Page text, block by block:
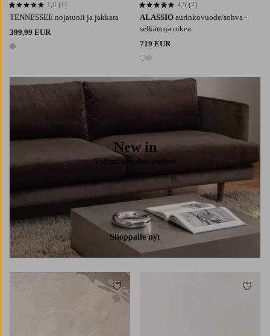
TENNESSEE nojatuoli ja jakkara
399,99 EUR
1 väri
1,0 perustuen 1 arvosanaan
1,0 (1)
ALASSIO aurinkovuode/sohva -
selkänoja oikea
719 EUR
2 värejä
4,5 perustuen 2 arvosanaan
4,5 (2)
New in
Valitut kauden uutiset
Shoppaile nyt
Lisää suosikkeihin Lisää